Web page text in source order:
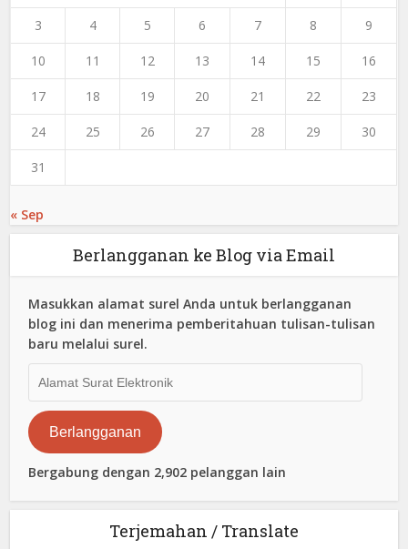
3 4 5 6 7 8 9
10 11 12 13 14 15 16
17 18 19 20 21 22 23
24 25 26 27 28 29 30
31
« Sep
Berlangganan ke Blog via Email
Masukkan alamat surel Anda untuk berlangganan
blog ini dan menerima pemberitahuan tulisan-tulisan
baru melalui surel.
Surat
Elektronik
Berlangganan
Bergabung dengan 2,902 pelanggan lain
Terjemahan / Translate